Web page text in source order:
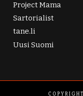
Project Mama
Sartorialist
tane.li
Uusi Suomi